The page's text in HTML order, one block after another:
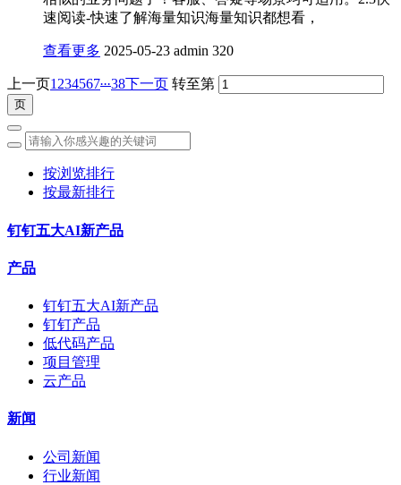
速阅读-快速了解海量知识海量知识都想看，
查看更多 2025-05-23 admin 320
上一页1 234567...38下一页 转至第
按浏览排行
按最新排行
钉钉五大AI新产品
产品
钉钉五大AI新产品
钉钉产品
低代码产品
项目管理
云产品
新闻
公司新闻
行业新闻